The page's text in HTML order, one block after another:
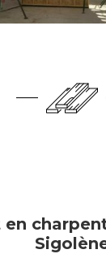
en